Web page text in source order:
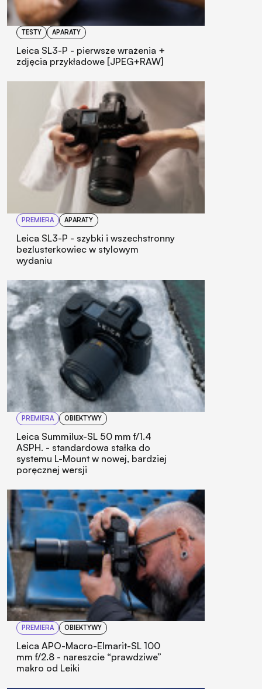
TESTY APARATY
Leica SL3-P - pierwsze wrażenia +
zdjęcia przykładowe [JPEG+RAW]
PREMIERA APARATY
Leica SL3-P - szybki i wszechstronny
bezlusterkowiec w stylowym
wydaniu
PREMIERA OBIEKTYWY
Leica Summilux-SL 50 mm f/1.4
ASPH. - standardowa stałka do
systemu L-Mount w nowej, bardziej
poręcznej wersji
PREMIERA OBIEKTYWY
Leica APO-Macro-Elmarit-SL 100
mm f/2.8 - nareszcie “prawdziwe”
makro od Leiki